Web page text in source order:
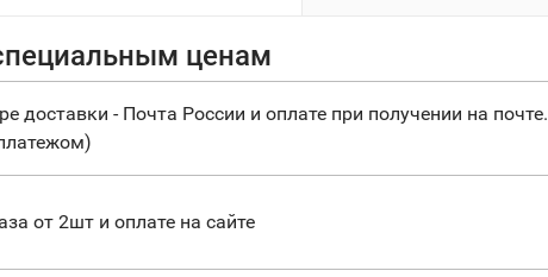
ценам
доставки - Почта России и оплате при получении на почте.
от 2шт и оплате на сайте